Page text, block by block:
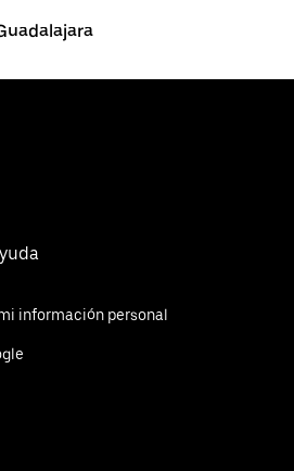
información personal